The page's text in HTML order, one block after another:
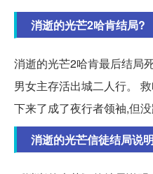
消逝的光芒2哈肯结局?
消逝的光芒2哈肯最后结局
男女主存活出城二人行。
下来了成了夜行者领袖,但没
消逝的光芒信徒结局说